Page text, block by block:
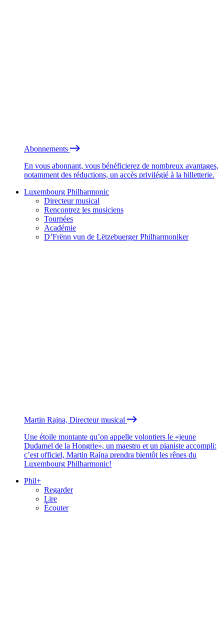
Abonnements
En vous abonnant, vous bénéficierez de nombreux avantages,
notamment des réductions, un accès privilégié à la billetterie.
Luxembourg Philharmonic
Directeur musical
Rencontrez les musiciens
Tournées
Académie
D’Frënn vun de Lëtzebuerger Philharmoniker
Martin Rajna, Directeur musical
Une étoile montante qu’on appelle volontiers le «jeune
Dudamel de la Hongrie», un maestro et un pianiste accompli:
c’est officiel, Martin Rajna prendra bientôt les rênes du
Luxembourg Philharmonic!
Phil+
Regarder
Lire
Écouter